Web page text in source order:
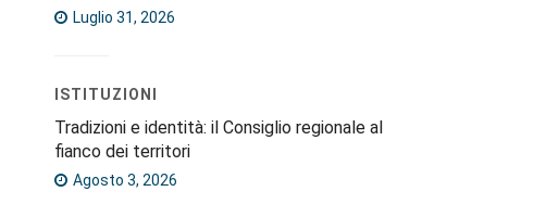
Luglio 31, 2026
ISTITUZIONI
Tradizioni e identità: il Consiglio regionale al
fianco dei territori
Agosto 3, 2026